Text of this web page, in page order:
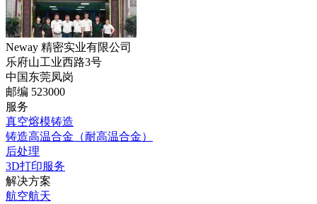
Neway 精密实业有限公司
乐府山工业西路3号
中国东莞凤岗
邮编 523000
服务
真空熔模铸造
铸造高温合金（耐高温合金）
后处理
3D打印服务
解决方案
航空航天